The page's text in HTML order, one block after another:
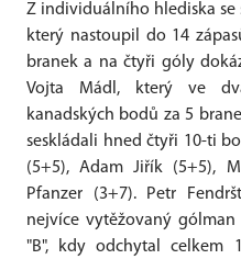
Z individuálního hlediska se
který nastoupil do 14
branek a na čtyři góly
Vojta Mádl, který ve
kanadských bodů za 5
seskládali hned čtyři 10-ti
(5+5), Adam Jiřík (5+5),
Pfanzer (3+7). Petr
nejvíce vytěžovaný
"B", kdy odchytal celkem